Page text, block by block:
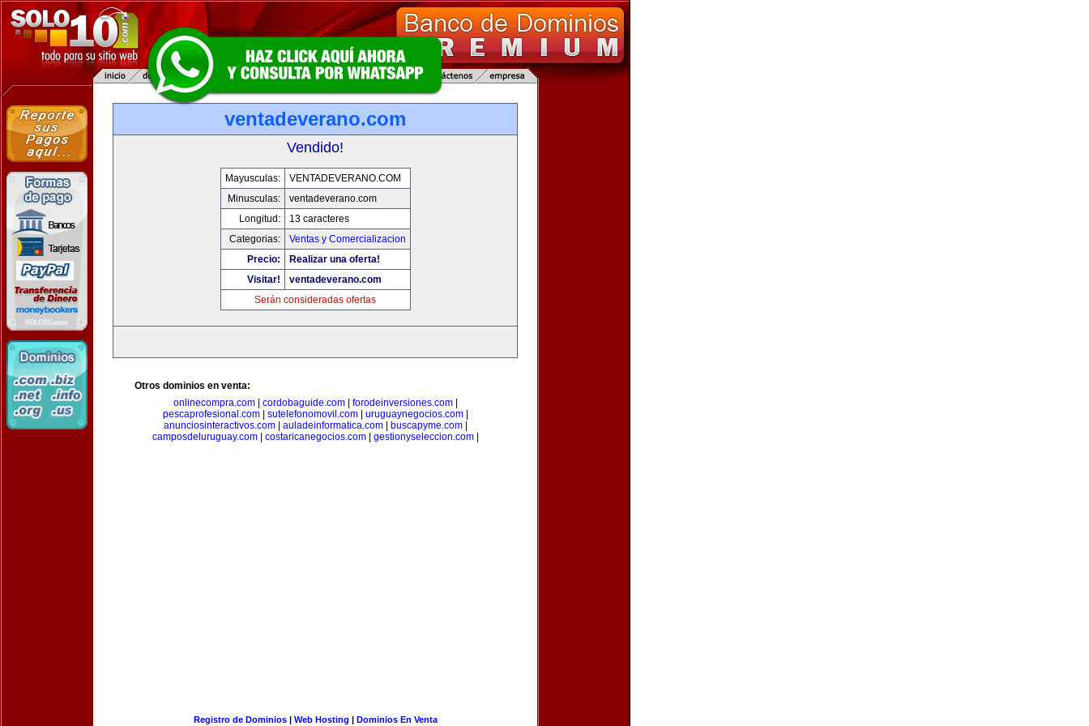
ventadeverano.com
Vendido!
Mayusculas:
VENTADEVERANO.COM
Minusculas:
ventadeverano.com
Longitud:
13 caracteres
Categorias:
Ventas y Comercializacion
Precio:
Realizar una oferta!
Visitar!
ventadeverano.com
Serán consideradas ofertas
Otros dominios en venta:
onlinecompra.com| cordobaguide.com| forodeinversiones.com|
pescaprofesional.com| sutelefonomovil.com| uruguaynegocios.com|
anunciosinteractivos.com| auladeinformatica.com| buscapyme.com|
camposdeluruguay.com| costaricanegocios.com| gestionyseleccion.com|
Registro de Dominios| Web Hosting | Dominios En Venta